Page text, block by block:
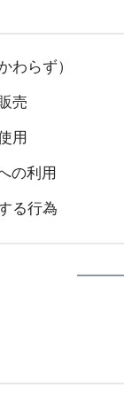
わらず）
売
用
の利用
る行為